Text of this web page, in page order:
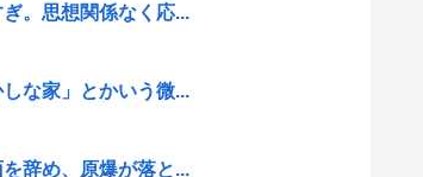
。思想関係なく応...
な家」とかいう微...
辞め、原爆が落と...